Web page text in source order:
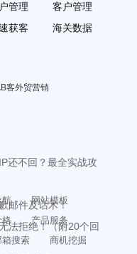
管理
获客
客户管理
海关数据
客外贸营销
还不回？最全实战攻
邮件及话术！
法拒绝！（附20个回
航
网站模板
格
产品服务
箱搜索
商机挖掘